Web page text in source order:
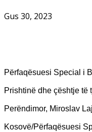
Gus 30, 2023
Përfaqësuesi Special i
Prishtinë dhe çështje të
Perëndimor, Miroslav
Kosovë/Përfaqësuesi